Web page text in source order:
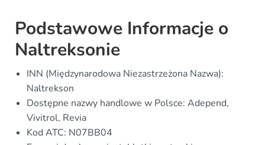
Podstawowe Informacje o
Naltreksonie
INN (Międzynarodowa Niezastrzeżona Nazwa):
Naltrekson
Dostępne nazwy handlowe w Polsce: Adepend,
Vivitrol, Revia
Kod ATC: N07BB04